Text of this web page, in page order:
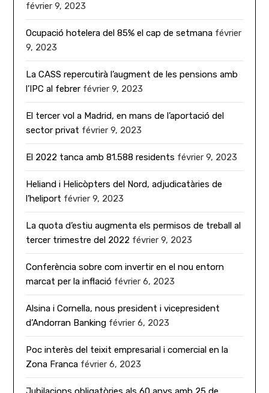
février 9, 2023
Ocupació hotelera del 85% el cap de setmana février
9, 2023
La CASS repercutirà l’augment de les pensions amb
l’IPC al febrer février 9, 2023
El tercer vol a Madrid, en mans de l’aportació del
sector privat février 9, 2023
El 2022 tanca amb 81.588 residents février 9, 2023
Heliand i Helicòpters del Nord, adjudicatàries de
l’heliport février 9, 2023
La quota d’estiu augmenta els permisos de treball al
tercer trimestre del 2022 février 9, 2023
Conferència sobre com invertir en el nou entorn
marcat per la inflació février 6, 2023
Alsina i Cornella, nous president i vicepresident
d’Andorran Banking février 6, 2023
Poc interès del teixit empresarial i comercial en la
Zona Franca février 6, 2023